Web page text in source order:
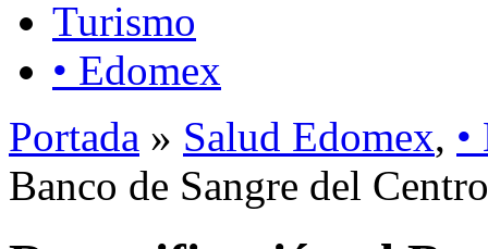
Turismo
• Edomex
Portada » Salud Edomex, •
Banco de Sangre del